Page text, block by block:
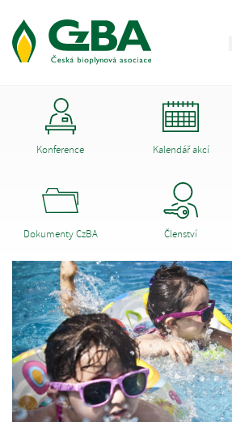
Konference Kalendář akcí
Dokumenty CzBA Členství